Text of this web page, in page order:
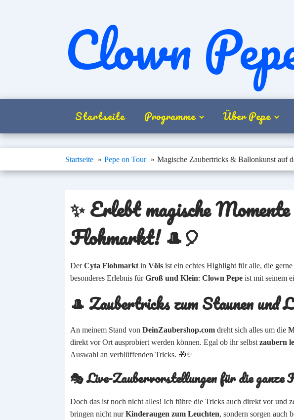
Clown
Startseite Programme Über Pepe
Startseite Pepe on Tour Magische Zaubertricks & Ballonkunst auf
✨ Erlebt magische
Flohmarkt! 🎩🎈
DerCyta Flohmarkt in Völs ist ein echtes Highlight für alle, die
besonderes Erlebnis fürGroß und Klein: Clown Pepe ist mit seinem
🎩 Zaubertricks zum Staunen und
An meinem Stand von DeinZaubershop.com dreht sich alles um die
direkt vor Ort ausprobiert werden können. Egal ob ihr selbst zaubern
Auswahl an verblüffenden Tricks. 🎁✨
🎭 Live-Zaubervorstellungen für die ganze
Doch das ist noch nicht alles! Ich führe die Tricks auch direkt vor und
bringen nicht nurKinderaugen zum Leuchten, sondern sorgen auch